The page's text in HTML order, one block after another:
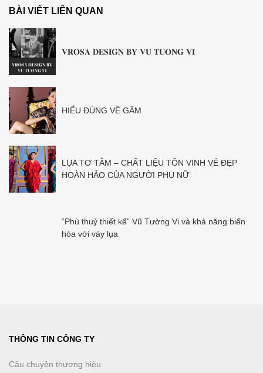
BÀI VIẾT LIÊN QUAN
𝐕𝐑𝐎𝐒𝐀 𝐃𝐄𝐒𝐈𝐆𝐍 𝐁𝐘 𝐕𝐔 𝐓𝐔𝐎𝐍𝐆 𝐕𝐈
HIỂU ĐÚNG VỀ GẤM
LỤA TƠ TẰM – CHẤT LIỆU TÔN VINH VẺ ĐẸP
HOÀN HẢO CỦA NGƯỜI PHỤ NỮ
“Phù thuỷ thiết kế” Vũ Tường Vi và khả năng biến
hóa với váy lụa
THÔNG TIN CÔNG TY
Câu chuyện thương hiệu